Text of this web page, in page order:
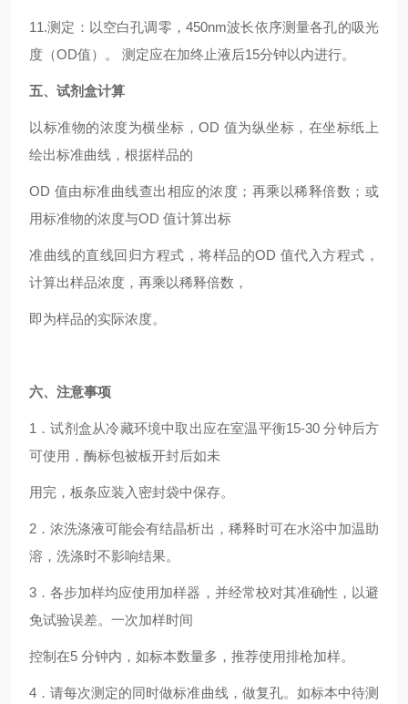
11.测定：以空白孔调零，450nm波长依序测量各孔的吸光
度（OD值）。 测定应在加终止液后15分钟以内进行。
五、试剂盒计算
以标准物的浓度为横坐标，OD 值为纵坐标，在坐标纸上
绘出标准曲线，根据样品的
OD 值由标准曲线查出相应的浓度；再乘以稀释倍数；或
用标准物的浓度与OD 值计算出标
准曲线的直线回归方程式，将样品的OD 值代入方程式，
计算出样品浓度，再乘以稀释倍数，
即为样品的实际浓度。
六、注意事项
1．试剂盒从冷藏环境中取出应在室温平衡15-30 分钟后方
可使用，酶标包被板开封后如未
用完，板条应装入密封袋中保存。
2．浓洗涤液可能会有结晶析出，稀释时可在水浴中加温助
溶，洗涤时不影响结果。
3．各步加样均应使用加样器，并经常校对其准确性，以避
免试验误差。一次加样时间
控制在5 分钟内，如标本数量多，推荐使用排枪加样。
4．请每次测定的同时做标准曲线，做复孔。如标本中待测